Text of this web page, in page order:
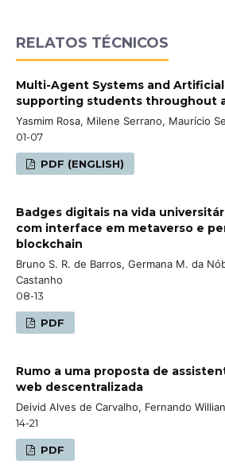
RELATOS TÉCNICOS
Multi-Agent Systems and
supporting students throughout
Yasmim Rosa, Milene Serrano, Maurício
01-07
PDF (ENGLISH)
Badges digitais na vida
com interface em metaverso e
blockchain
Bruno S. R. de Barros, Germana M. da
Castanho
08-13
PDF
Rumo a uma proposta de
web descentralizada
Deivid Alves de Carvalho, Fernando
14-21
PDF